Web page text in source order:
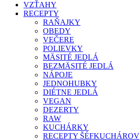
VZŤAHY
RECEPTY
RAŇAJKY
OBEDY
VEČERE
POLIEVKY
MÄSITÉ JEDLÁ
BEZMÄSITÉ JEDLÁ
NÁPOJE
JEDNOHUBKY
DIÉTNE JEDLÁ
VEGAN
DEZERTY
RAW
KUCHÁRKY
RECEPTY ŠÉFKUCHÁROV